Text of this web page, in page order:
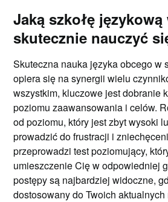
Jaką szkołę
skutecznie nauczyć
Skuteczna nauka języka obcego w
opiera się na synergii wielu
wszystkim, kluczowe jest dobranie
poziomu zaawansowania i celów.
od poziomu, który jest zbyt wysoki
prowadzić do frustracji i
przeprowadzi test poziomujący,
umieszczenie Cię w odpowiedniej
postępy są najbardziej widoczne,
dostosowany do Twoich